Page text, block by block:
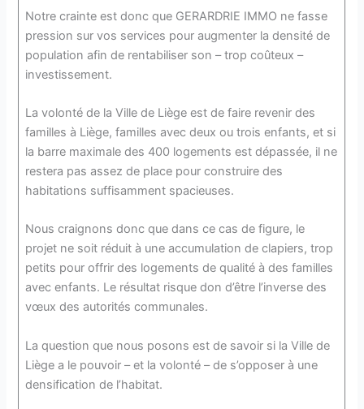
Notre crainte est donc que GERARDRIE IMMO ne fasse
pression sur vos services pour augmenter la densité de
population afin de rentabiliser son – trop coûteux –
investissement.
La volonté de la Ville de Liège est de faire revenir des
familles à Liège, familles avec deux ou trois enfants, et si
la barre maximale des 400 logements est dépassée, il ne
restera pas assez de place pour construire des
habitations suffisamment spacieuses.
Nous craignons donc que dans ce cas de figure, le
projet ne soit réduit à une accumulation de clapiers, trop
petits pour offrir des logements de qualité à des familles
avec enfants. Le résultat risque don d’être l’inverse des
vœux des autorités communales.
La question que nous posons est de savoir si la Ville de
Liège a le pouvoir – et la volonté – de s’opposer à une
densification de l’habitat.